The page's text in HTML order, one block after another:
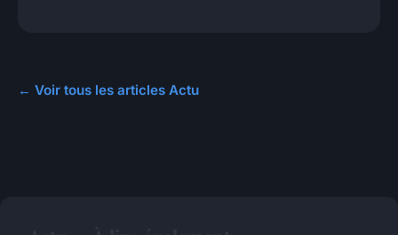
← Voir tous les articles Actu